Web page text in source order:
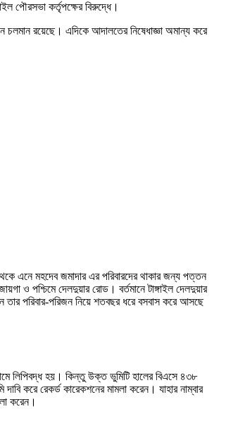
পৌরসভা কর্তৃপক্ষের বিরুদ্ধে।
চলমান রয়েছে। এদিকে আদালতের নিষেধাজ্ঞা অমান্য করে
এনে মহদেব জমাদার এর পরিবারদের থাকার জন্য পত্তন
ও পশ্চিমে দেলদুয়ার রোড। বর্তমানে টাঙ্গাইল দেলদুয়ার
তার পরিবার-পরিজন নিয়ে শতবছর ধরে বসবাস করে আসছে
লিপিবদ্ধ হয়। কিন্তু উক্ত ভুমিটি হালের বিএসে ৪৩৮
করে রেকর্ড কারেকশনের মামলা করেন। যাহার নাম্বার
করেন।